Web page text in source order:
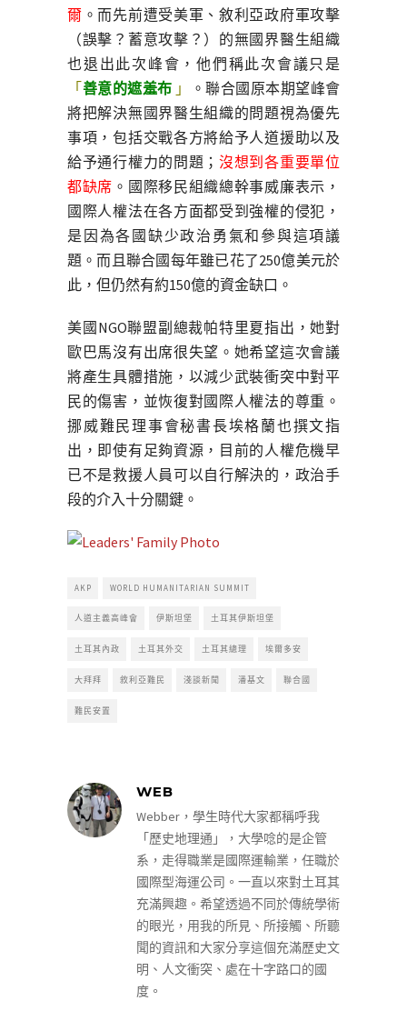
爾 。而先前遭受美軍、敘利亞政府軍攻擊
（誤擊？蓄意攻擊？）的無國界醫生組織
也退出此次峰會，他們稱此次會議只是
「善意的遮羞布 」
。聯合國原本期望峰會
將把解決無國界醫生組織的問題視為優先
事項，包括交戰各方將給予人道援助以及
給予通行權力的問題； 沒想到各重要單位
都缺席 。國際移民組織總幹事威廉表示，
國際人權法在各方面都受到強權的侵犯，
是因為各國缺少政治勇氣和參與這項議
題。而且聯合國每年雖已花了250億美元於
此，但仍然有約150億的資金缺口。
美國NGO聯盟副總裁帕特里夏指出，她對
歐巴馬沒有出席很失望。她希望這次會議
將產生具體措施，以減少武裝衝突中對平
民的傷害，並恢復對國際人權法的尊重。
挪威難民理事會秘書長埃格蘭也撰文指
出，即使有足夠資源，目前的人權危機早
已不是救援人員可以自行解決的，政治手
段的介入十分關鍵。
AKP WORLD HUMANITARIAN SUMMIT
人道主義高峰會 伊斯坦堡 土耳其伊斯坦堡
土耳其內政 土耳其外交 土耳其總理 埃爾多安
大拜拜 敘利亞難民 淺談新聞 潘基文 聯合國
難民安置
WEB
Webber，學生時代大家都稱呼我
「歷史地理通」，大學唸的是企管
系，走得職業是國際運輸業，任職於
國際型海運公司。一直以來對土耳其
充滿興趣。希望透過不同於傳統學術
的眼光，用我的所見、所接觸、所聽
聞的資訊和大家分享這個充滿歷史文
明、人文衝突、處在十字路口的國
度。